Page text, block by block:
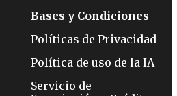
Bases y Condiciones
Políticas de Privacidad
Política de uso de la IA
Servicio de